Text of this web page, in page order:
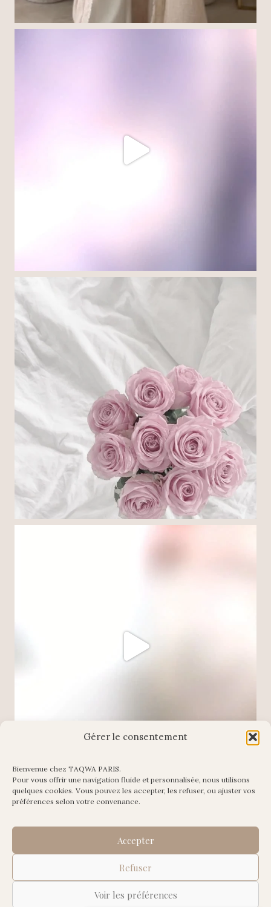
Gérer le consentement
Bienvenue chez TAQWA PARIS.
Pour vous offrir une navigation fluide et personnalisée, nous utilisons
quelques cookies. Vous pouvez les accepter, les refuser, ou ajuster vos
préférences selon votre convenance.
Accepter
Refuser
Voir les préférences
Charger plus Suivre sur Instagram
© 2026 Taqwa Paris